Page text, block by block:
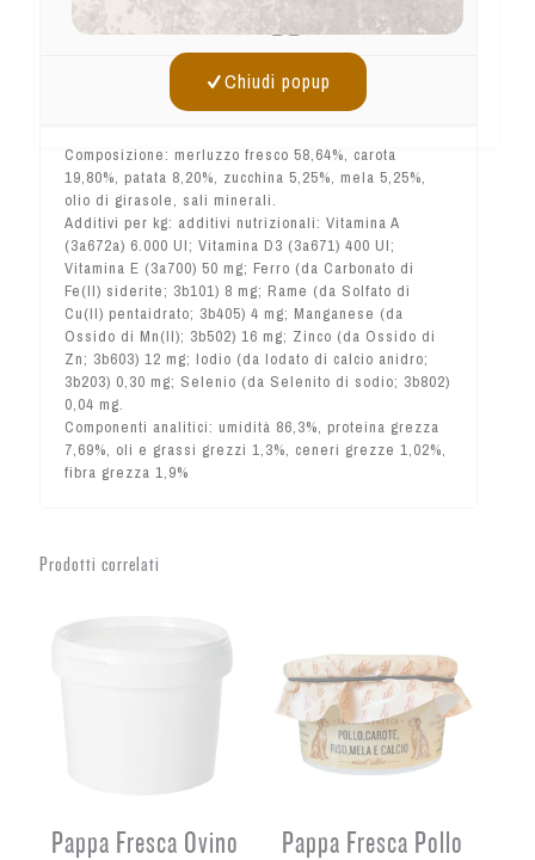
Dosaggi
Info Utili
Composizione: merluzzo fresco 58,64%, carota
19,80%, patata 8,20%, zucchina 5,25%, mela 5,25%,
olio di girasole, sali minerali.
Additivi per kg: additivi nutrizionali: Vitamina A
(3a672a) 6.000 UI; Vitamina D3 (3a671) 400 UI;
Vitamina E (3a700) 50 mg; Ferro (da Carbonato di
Fe(II) siderite; 3b101) 8 mg; Rame (da Solfato di
Cu(II) pentaidrato; 3b405) 4 mg; Manganese (da
Ossido di Mn(II); 3b502) 16 mg; Zinco (da Ossido di
Zn; 3b603) 12 mg; Iodio (da Iodato di calcio anidro;
3b203) 0,30 mg; Selenio (da Selenito di sodio; 3b802)
0,04 mg.
Componenti analitici: umidità 86,3%, proteina grezza
7,69%, oli e grassi grezzi 1,3%, ceneri grezze 1,02%,
fibra grezza 1,9%
Prodotti correlati
Pappa Fresca Ovino
Pappa Fresca Pollo
Chiudi popup